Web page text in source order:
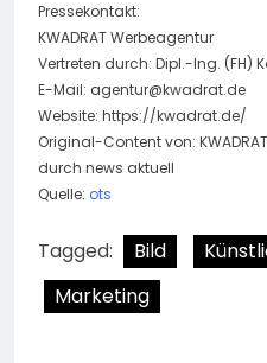
Pressekontakt:
KWADRAT Werbeagentur
Vertreten durch: Dipl.-Ing. (FH)
E-Mail: agentur@kwadrat.de
Website: https://kwadrat.de/
Original-Content von:
durch news aktuell
Quelle: ots
Tagged: Bild
Marketing